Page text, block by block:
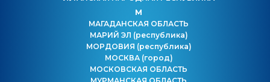
М
МАГАДАНСКАЯ ОБЛАСТЬ
МАРИЙ ЭЛ (республика)
МОРДОВИЯ (республика)
МОСКВА (город)
МОСКОВСКАЯ ОБЛАСТЬ